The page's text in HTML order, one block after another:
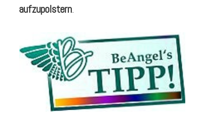
aufzupolstern.